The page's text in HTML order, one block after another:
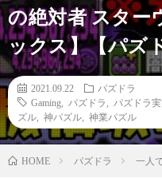
の絶対者 スター
ックス】【パズ
2021.09.22
パズドラ
Gaming
パズドラ パズドラ実
ズル
神パズル 神業パズル
HOME パズドラ 一人